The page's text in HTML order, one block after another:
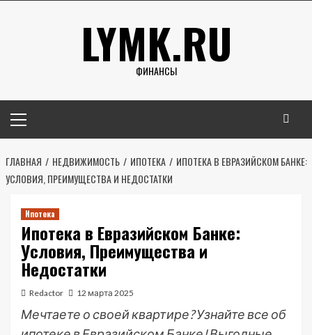
LYMK.RU
ФИНАНСЫ
меню
ГЛАВНАЯ НЕДВИЖИМОСТЬ ИПОТЕКА
ИПОТЕКА В ЕВРАЗИЙСКОМ БАНКЕ:
УСЛОВИЯ, ПРЕИМУЩЕСТВА И НЕДОСТАТКИ
Ипотека
Ипотека в Евразийском Банке:
Условия, Преимущества и
Недостатки
Redactor 12 марта 2025
Мечтаете о своей квартире? Узнайте все об